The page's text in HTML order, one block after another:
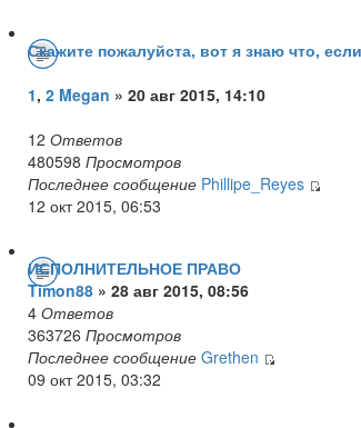
Скажите пожалуйста, вот я знаю что,
1, 2 Megan » 20 авг 2015, 14:10
12 Ответов
480598 Просмотров
Последнее сообщение Phillipe_Reyes
12 окт 2015, 06:53
ИСПОЛНИТЕЛЬНОЕ ПРАВО
Timon88 » 28 авг 2015, 08:56
4 Ответов
363726 Просмотров
Последнее сообщение Grethen
09 окт 2015, 03:32